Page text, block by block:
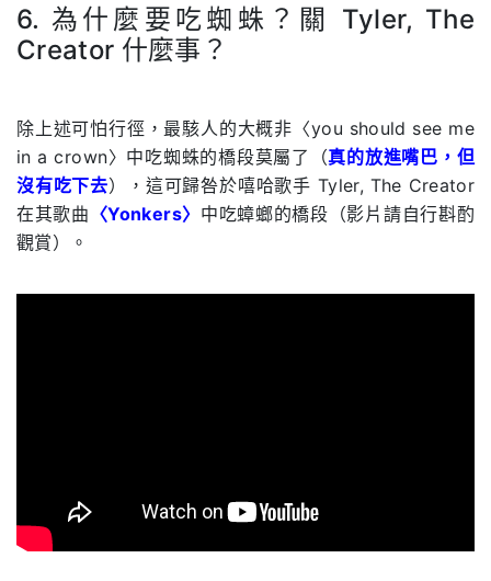
6. 為什麼要吃蜘蛛？關 Tyler, The
Creator 什麼事？
除上述可怕行徑，最駭人的大概非〈you should see me
in a crown〉中吃蜘蛛的橋段莫屬了（真的放進嘴巴，但
沒有吃下去），這可歸咎於嘻哈歌手 Tyler, The Creator
在其歌曲 〈Yonkers〉 中吃蟑螂的橋段（影片請自行斟酌
觀賞）。